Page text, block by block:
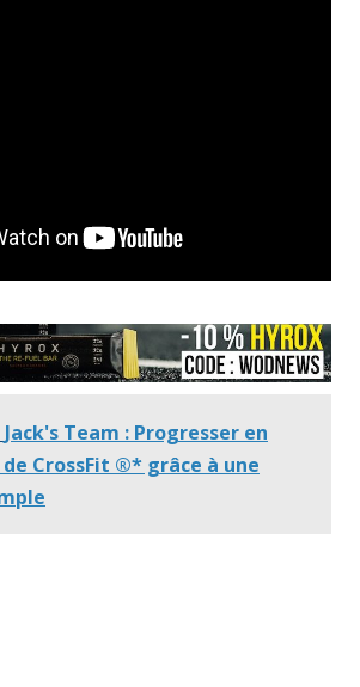
Jack's Team : Progresser en
CrossFit ®* grâce à une